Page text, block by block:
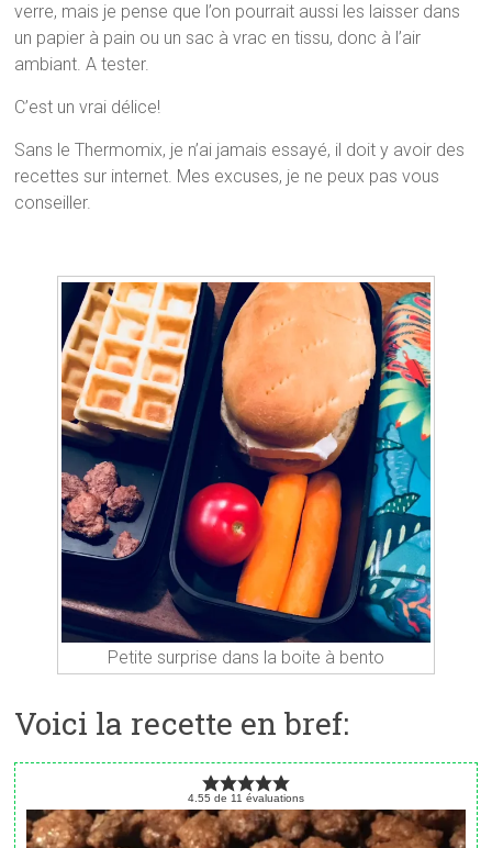
verre, mais je pense que l’on pourrait aussi les laisser dans
un papier à pain ou un sac à vrac en tissu, donc à l’air
ambiant. A tester.
C’est un vrai délice!
Sans le Thermomix, je n’ai jamais essayé, il doit y avoir des
recettes sur internet. Mes excuses, je ne peux pas vous
conseiller.
Petite surprise dans la boite à bento
Voici la recette en bref:
4.55 de 11 évaluations